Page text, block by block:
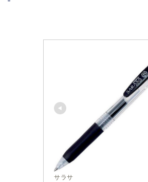
サラサ